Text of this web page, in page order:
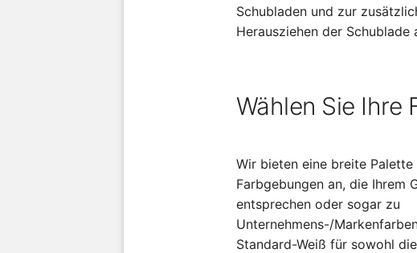
Schubladen und zur
Herausziehen der Schublade
Wählen Sie Ihre
Wir bieten eine breite Palette
Farbgebungen an, die Ihrem
entsprechen oder sogar zu
Unternehmens-/
Standard-Weiß für sowohl